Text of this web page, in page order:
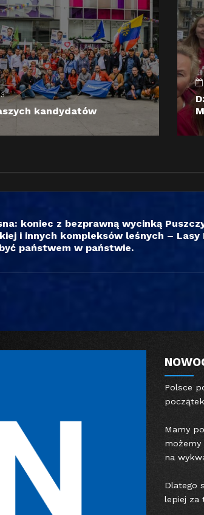
kandydatów
koniec z bezprawną wycinką
i innych kompleksów leśnych – Lasy
państwem w państwie.
Polsce
Mamy
możemy
na
Dlatego
lepiej za